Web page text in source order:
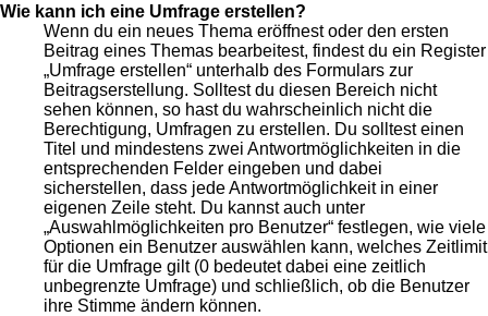
Wie kann ich eine Umfrage erstellen?
Wenn du ein neues Thema eröffnest oder den ersten
Beitrag eines Themas bearbeitest, findest du ein Register
„Umfrage erstellen“ unterhalb des Formulars zur
Beitragserstellung. Solltest du diesen Bereich nicht
sehen können, so hast du wahrscheinlich nicht die
Berechtigung, Umfragen zu erstellen. Du solltest einen
Titel und mindestens zwei Antwortmöglichkeiten in die
entsprechenden Felder eingeben und dabei
sicherstellen, dass jede Antwortmöglichkeit in einer
eigenen Zeile steht. Du kannst auch unter
„Auswahlmöglichkeiten pro Benutzer“ festlegen, wie viele
Optionen ein Benutzer auswählen kann, welches Zeitlimit
für die Umfrage gilt (0 bedeutet dabei eine zeitlich
unbegrenzte Umfrage) und schließlich, ob die Benutzer
ihre Stimme ändern können.